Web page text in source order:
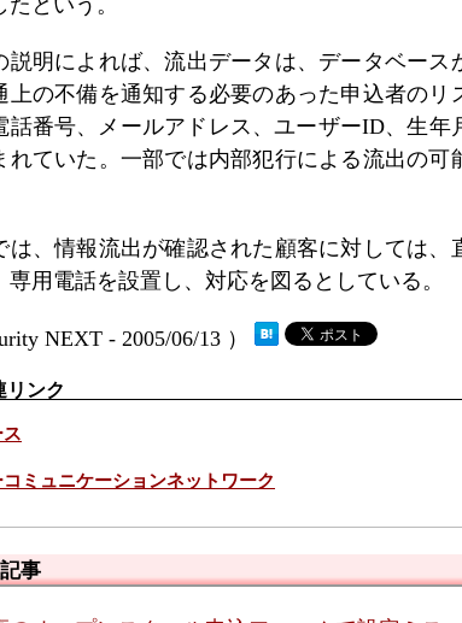
たという。
説明によれば、流出データは、データベース
上の不備を通知する必要のあった申込者のリ
話番号、メールアドレス、ユーザーID、生年
れていた。一部では内部犯行による流出の可
は、情報流出が確認された顧客に対しては、
専用電話を設置し、対応を図るとしている。
NEXT - 2005/06/13 ）
リンク
ス
コミュニケーションネットワーク
事